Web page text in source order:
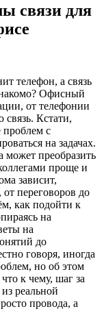
связи для
телефон, а связь
Офисный
от телефонии
связь. Кстати,
проблем с
на задачах.
преобразить
проще и
зависит,
переговоров до
как подойти к
на
на
до
говоря, иногда
но об этом
к чему, шаг за
реальной
провода, а